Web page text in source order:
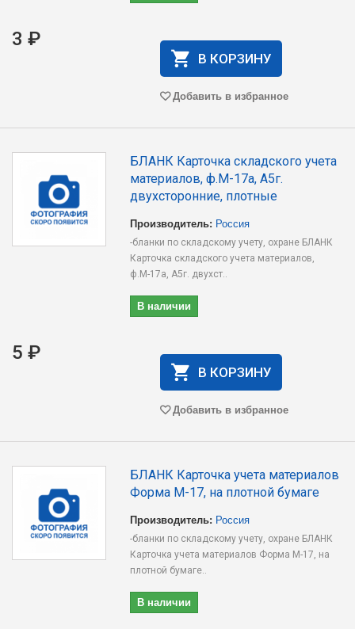
3 ₽
В КОРЗИНУ
Добавить в избранное
БЛАНК Карточка складского учета
материалов, ф.М-17а, А5г.
двухсторонние, плотные
Производитель: Россия
-бланки по складскому учету, охране БЛАНК
Карточка складского учета материалов,
ф.М-17а, А5г. двухст..
В наличии
5 ₽
В КОРЗИНУ
Добавить в избранное
БЛАНК Карточка учета материалов
Форма М-17, на плотной бумаге
Производитель: Россия
-бланки по складскому учету, охране БЛАНК
Карточка учета материалов Форма М-17, на
плотной бумаге..
В наличии